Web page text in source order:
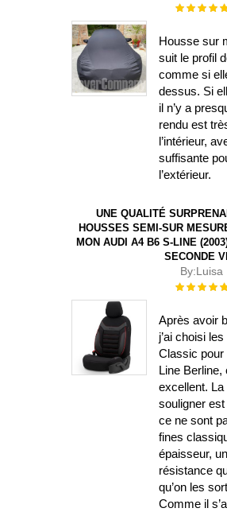
Évaluation :
Housse sur
suit le profil
comme si
dessus. Si
il n’y a
rendu est
l’intérieur,
suffisante
l’extérieur.
UNE QUALITÉ
HOUSSES SEMI-SUR
MON AUDI A4 B6 S-LINE
SECONDE
By:Luisa
Évaluation :
Après avoir
j’ai choisi
Classic pour
Line Berline,
excellent.
souligner
ce ne sont
fines
épaisseur,
résistance
qu’on les
Comme il